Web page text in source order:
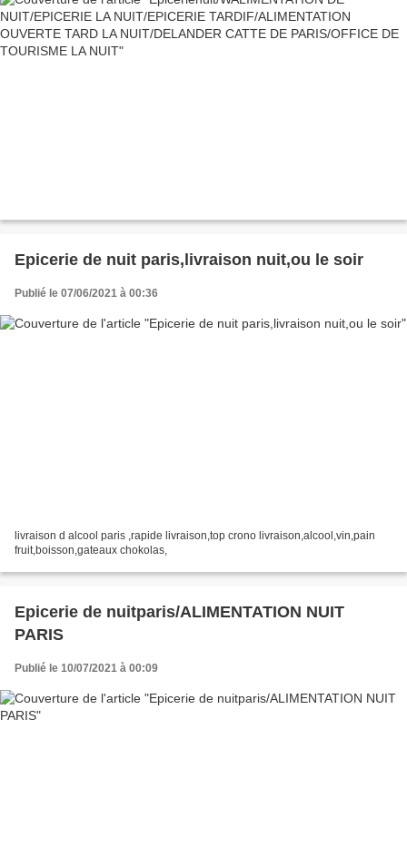
Epicerie de nuit paris,livraison nuit,ou le soir
Publié le 07/06/2021 à 00:36
livraison d alcool paris ,rapide livraison,top crono livraison,alcool,vin,pain
fruit,boisson,gateaux chokolas,
Epicerie de nuitparis/ALIMENTATION NUIT
PARIS
Publié le 10/07/2021 à 00:09